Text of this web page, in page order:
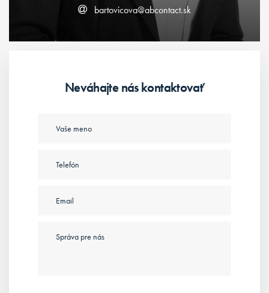
bartovicova@abcontact.sk
Neváhajte nás kontaktovať